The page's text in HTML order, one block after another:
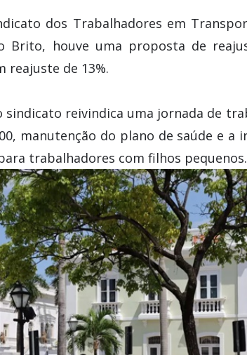
dos Trabalhadores em
Brito, houve uma proposta de
reajuste de 13%.
sindicato reivindica uma jornada de
manutenção do plano de saúde e a
trabalhadores com filhos pequenos.